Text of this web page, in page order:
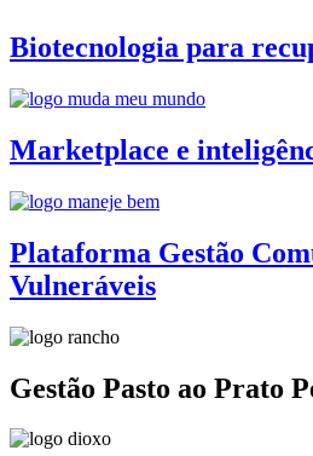
Biotecnologia para
Marketplace e
Plataforma Gestão
Vulneráveis
Gestão Pasto ao Prato